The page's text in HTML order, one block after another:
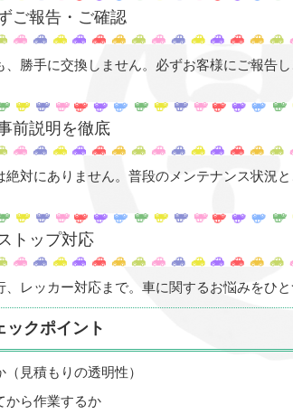
ご報告・ご確認
勝手に交換しません。必ずお客様にご報告
前説明を徹底
絶対にありません。普段のメンテナンス状況
トップ対応
レッカー対応まで。車に関するお悩みをひと
ックポイント
見積もりの透明性）
から作業するか